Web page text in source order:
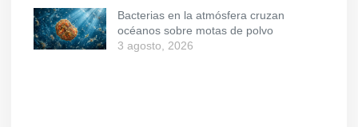
Bacterias en la atmósfera cruzan
océanos sobre motas de polvo
3 agosto, 2026